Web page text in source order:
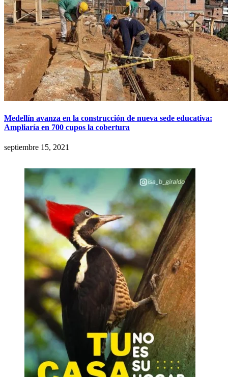
Medellín avanza en la construcción de nueva sede educativa:
Ampliaría en 700 cupos la cobertura
septiembre 15, 2021